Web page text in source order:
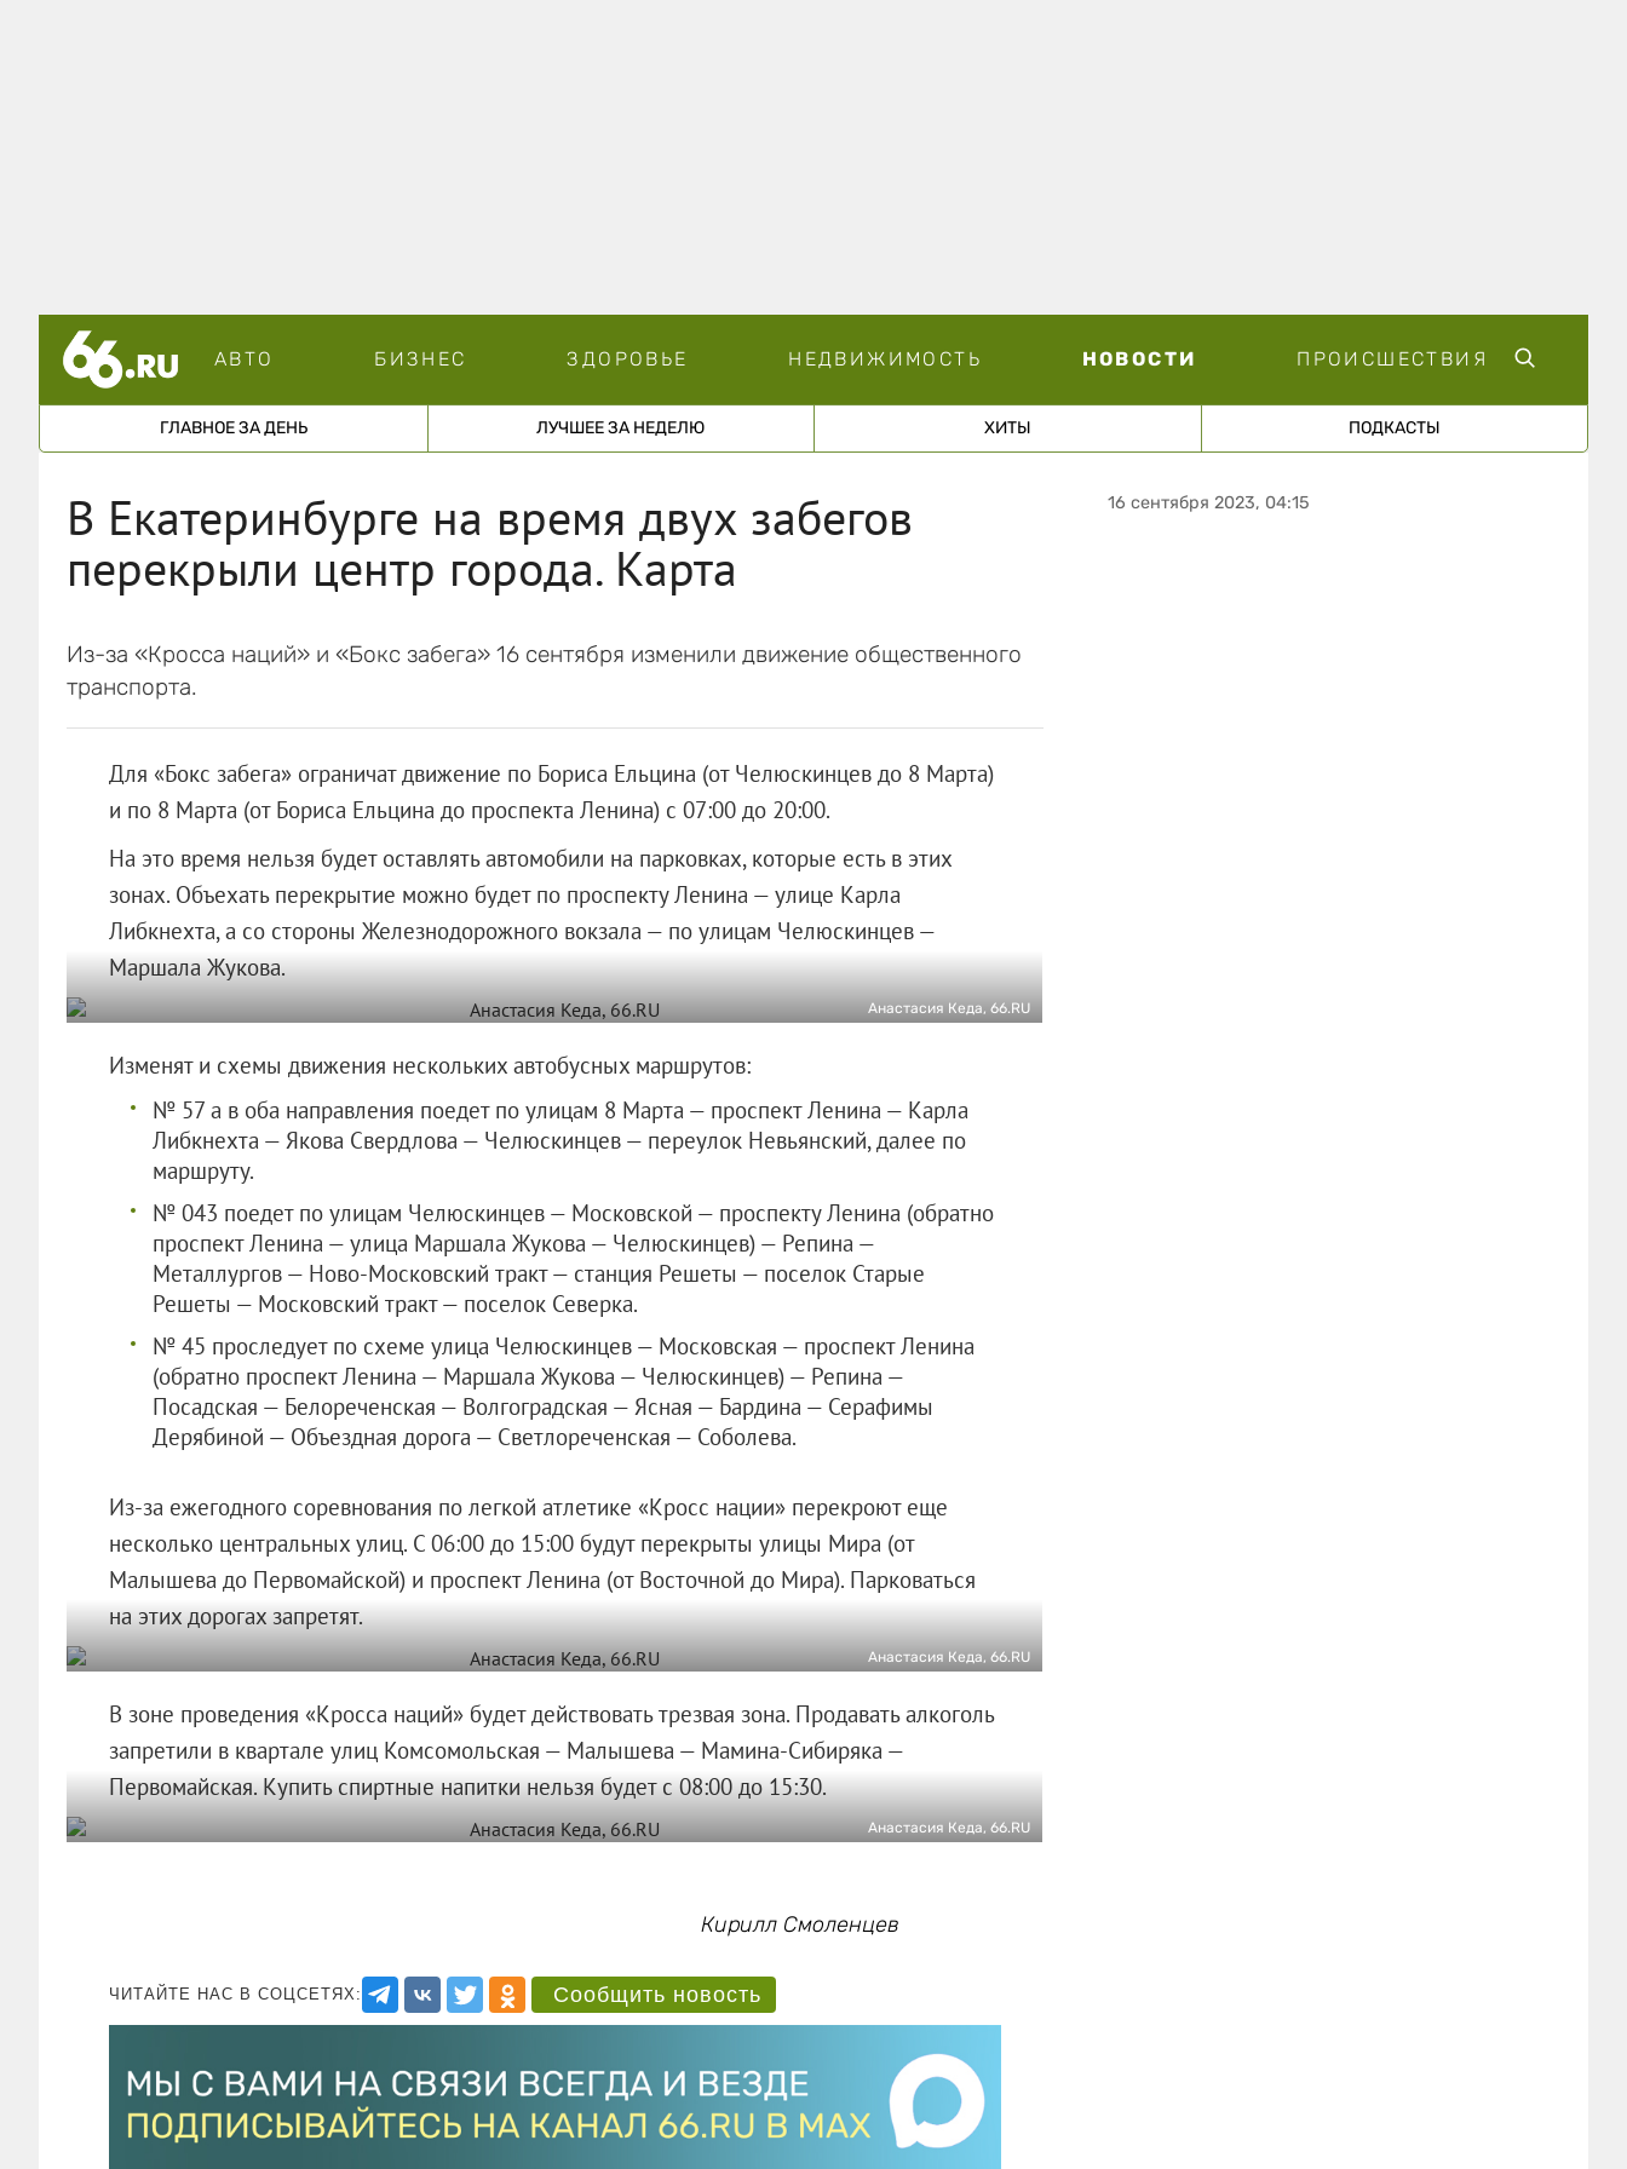
АВТО БИЗНЕС ЗДОРОВЬЕ НЕДВИЖИМОСТЬ НОВОСТИ ПРОИСШЕСТВИЯ
ГЛАВНОЕ ЗА ДЕНЬ ЛУЧШЕЕ ЗА НЕДЕЛЮ ХИТЫ ПОДКАСТЫ
В Екатеринбурге на время двух забегов
перекрыли центр города. Карта
Из-за «Кросса наций» и «Бокс забега» 16 сентября изменили движение общественного
транспорта.
Для «Бокс забега» ограничат движение по Бориса Ельцина (от Челюскинцев до 8 Марта)
и по 8 Марта (от Бориса Ельцина до проспекта Ленина) с 07:00 до 20:00.
На это время нельзя будет оставлять автомобили на парковках, которые есть в этих
зонах. Объехать перекрытие можно будет по проспекту Ленина — улице Карла
Либкнехта, а со стороны Железнодорожного вокзала — по улицам Челюскинцев —
Маршала Жукова.
Анастасия Кеда, 66.RU
Изменят и схемы движения нескольких автобусных маршрутов:
№ 57 а в оба направления поедет по улицам 8 Марта — проспект Ленина — Карла
Либкнехта — Якова Свердлова — Челюскинцев — переулок Невьянский, далее по
маршруту.
№ 043 поедет по улицам Челюскинцев — Московской — проспекту Ленина (обратно
проспект Ленина — улица Маршала Жукова — Челюскинцев) — Репина —
Металлургов — Ново-Московский тракт — станция Решеты — поселок Старые
Решеты — Московский тракт — поселок Северка.
№ 45 проследует по схеме улица Челюскинцев — Московская — проспект Ленина
(обратно проспект Ленина — Маршала Жукова — Челюскинцев) — Репина —
Посадская — Белореченская — Волгоградская — Ясная — Бардина — Серафимы
Дерябиной — Объездная дорога — Светлореченская — Соболева.
Из-за ежегодного соревнования по легкой атлетике «Кросс нации» перекроют еще
несколько центральных улиц. С 06:00 до 15:00 будут перекрыты улицы Мира (от
Малышева до Первомайской) и проспект Ленина (от Восточной до Мира). Парковаться
на этих дорогах запретят.
Анастасия Кеда, 66.RU
В зоне проведения «Кросса наций» будет действовать трезвая зона. Продавать алкоголь
запретили в квартале улиц Комсомольская — Малышева — Мамина-Сибиряка —
Первомайская. Купить спиртные напитки нельзя будет с 08:00 до 15:30.
Анастасия Кеда, 66.RU
Кирилл Смоленцев
ЧИТАЙТЕ НАС В СОЦСЕТЯХ: Сообщить новость
16 сентября 2023, 04:15